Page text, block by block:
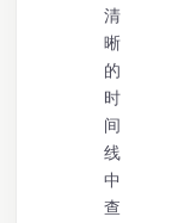
清
晰
的
时
间
线
中
查